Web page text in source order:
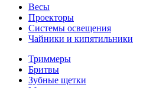
Весы
Проекторы
Системы освещения
Чайники и кипятильники
Триммеры
Бритвы
Зубные щетки